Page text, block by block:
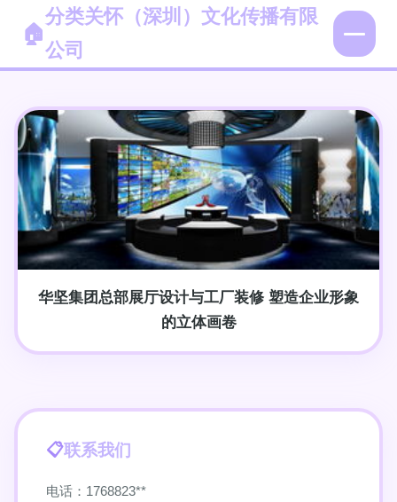
分类关怀（深圳）文化传播有限
公司
华坚集团总部展厅设计与工厂装修 塑造企业形象
的立体画卷
联系我们
电话：1768823**